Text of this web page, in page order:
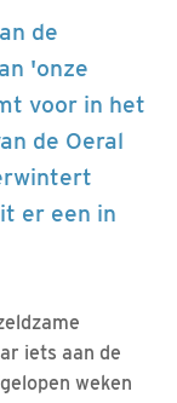
de
'onze
voor in het
de Oeral
er een in
iets aan de
weken